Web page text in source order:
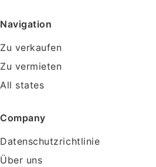
Navigation
Zu verkaufen
Zu vermieten
All states
Company
Datenschutzrichtlinie
Über uns